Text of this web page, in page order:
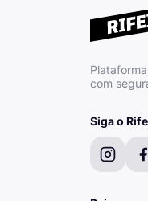
com
Siga o